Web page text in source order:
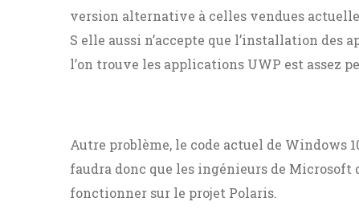
version alternative à celles vendues
S elle aussi n’accepte que l’installation des
l’on trouve les applications UWP est assez
Autre problème, le code actuel de Windows
faudra donc que les ingénieurs de
fonctionner sur le projet Polaris.